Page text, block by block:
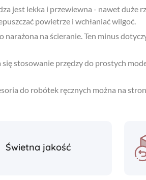
jest lekka i przewiewna - nawet duże
powietrze i wchłaniać wilgoć.
na ścieranie. Ten minus
stosowanie przędzy do prostych
do robótek ręcznych można na
Świetna jakość